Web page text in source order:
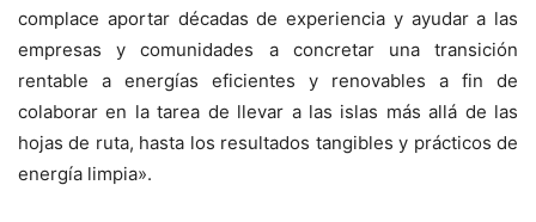
complace aportar décadas de experiencia y ayudar a las
empresas y comunidades a concretar una transición
rentable a energías eficientes y renovables a fin de
colaborar en la tarea de llevar a las islas más allá de las
hojas de ruta, hasta los resultados tangibles y prácticos de
energía limpia».